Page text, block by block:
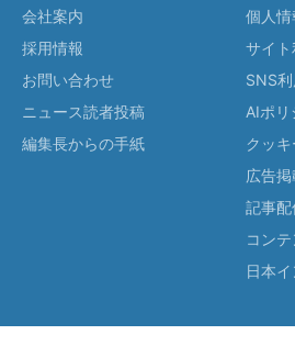
会社案内
採用情報
お問い合わせ
ニュース読者投稿
編集長からの手紙
個人
サイ
SNS
AIポリ
クッ
広告掲
記事配
コン
日本